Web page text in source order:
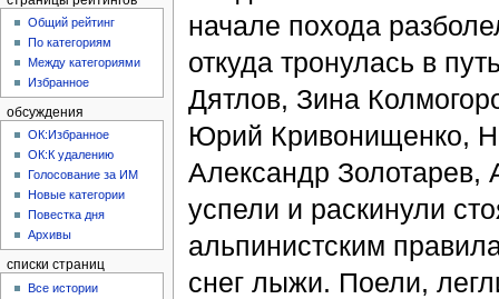
начале похода
откуда тронулась в
Дятлов, Зина
Юрий Кривонищенко,
Александр Золотарев,
успели и раскинули
альпинистским
снег лыжи. Поели,
Общий рейтинг
По категориям
Между категориями
Избранное
обсуждения
ОК:Избранное
ОК:К удалению
Голосование за ИМ
Новые категории
Повестка дня
Архивы
списки страниц
Все истории